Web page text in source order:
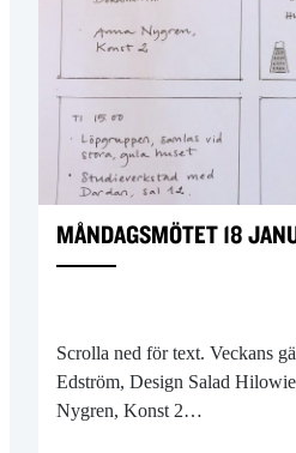
MÅNDAGSMÖTET 18
Scrolla ned för text. Veckans
Edström, Design Salad
Nygren, Konst 2…